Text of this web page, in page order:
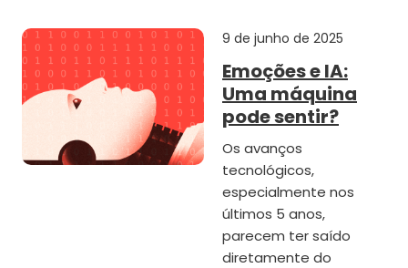
9 de junho de 2025
Emoções e IA:
Uma máquina
pode sentir?
Os avanços
tecnológicos,
especialmente nos
últimos 5 anos,
parecem ter saído
diretamente do